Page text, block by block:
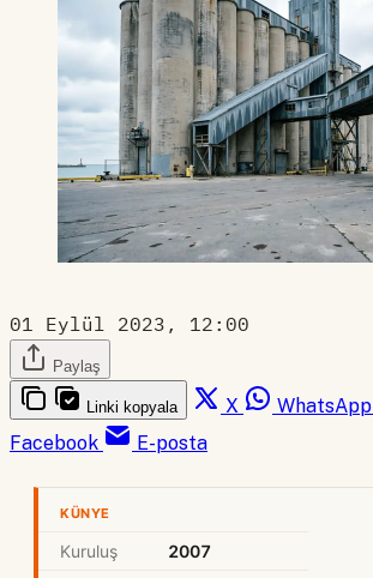
01 Eylül 2023, 12:00
Paylaş
Linki kopyala X WhatsApp
Facebook
E-posta
KÜNYE
Kuruluş
2007